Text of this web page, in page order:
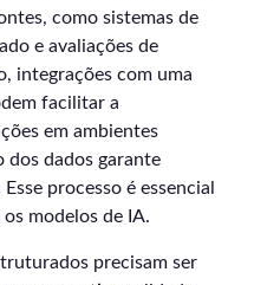
como sistemas de
e avaliações de
integrações com uma
facilitar a
em ambientes
dos dados garante
processo é essencial
modelos de IA.
precisam ser